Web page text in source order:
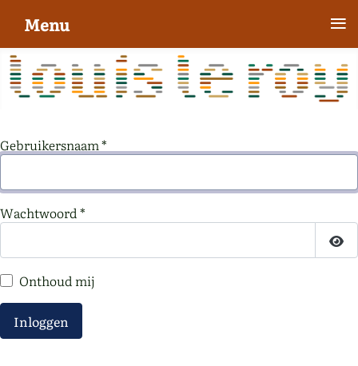
Gebruikersnaam*
Wachtwoord*
Onthoud mij
Inloggen
Menu ≡